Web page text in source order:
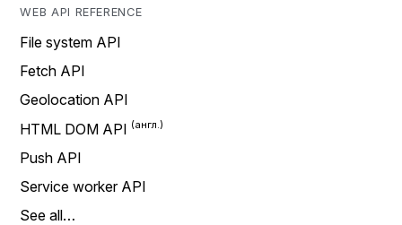
WEB API REFERENCE
File system API
Fetch API
Geolocation API
HTML DOM API
Push API
Service worker API
See all…